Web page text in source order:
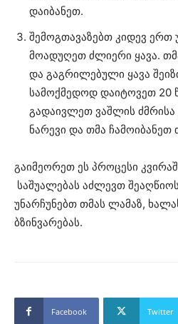
დაიბანეთ.
შემოგთავაზებთ კიდევ ერთ
მოადუღეთ ძლიერი ყავა.
და გაგრილებული ყავა
სამოქმედოდ დაიტოვეთ 20
გადაივლეთ ვაშლის
ნარევი და თმა
გაიმეორეთ ეს პროცესი
საშუალებას აძლევთ
უნარჩუნებთ თმას ლამაზ,
ბზინვარებას.
Facebook Twitter